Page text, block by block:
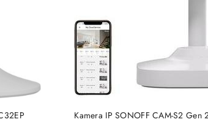
Kamera IP SONOFF CAM-S2 Gen
DODAJ DO